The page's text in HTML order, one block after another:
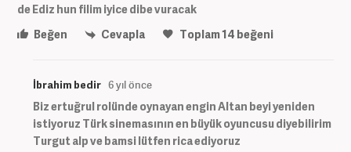
de Ediz hun filim iyice dibe vuracak
Beğen
Cevapla Toplam14 beğeni
İbrahim bedir 6 yıl önce
Biz ertuğrul rolünde oynayan engin Altan beyi yeniden
istiyoruz Türk sinemasının en büyük oyuncusu diyebilirim
Turgut alp ve bamsi lütfen rica ediyoruz